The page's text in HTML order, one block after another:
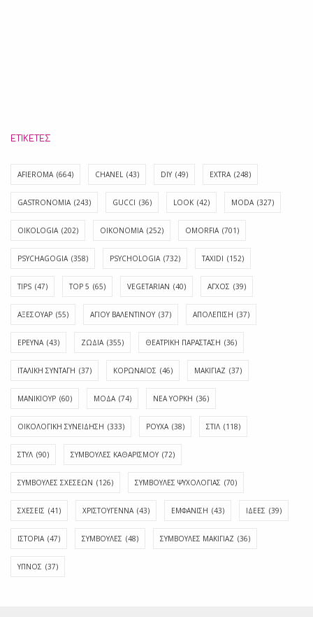
ΕΤΙΚΈΤΕΣ
AFIEROMA (664) CHANEL (43) DIY (49) EXTRA (248)
GASTRONOMIA (243) GUCCI (36) LOOK (42) MODA (327)
OIKOLOGIA (202) OIKONOMIA (252) OMORFIA (701)
PSYCHAGOGIA (358) PSYCHOLOGIA (732) TAXIDI (152)
TIPS (47) TOP 5 (65) VEGETARIAN (40) ΑΓΧΟΣ (39)
ΑΞΕΣΟΥΑΡ (55) ΑΓΊΟΥ ΒΑΛΕΝΤΊΝΟΥ (37) ΑΠΟΛΈΠΙΣΗ (37)
ΕΡΕΥΝΑ (43) ΖΩΔΙΑ (355) ΘΕΑΤΡΙΚΗ ΠΑΡΑΣΤΑΣΗ (36)
ΙΤΑΛΙΚΗ ΣΥΝΤΑΓΗ (37) ΚΟΡΩΝΑΪΟΣ (46) ΜΑΚΙΓΙΑΖ (37)
ΜΑΝΙΚΙΟΥΡ (60) ΜΟΔΑ (74) ΝΕΑ ΥΟΡΚΗ (36)
ΟΙΚΟΛΟΓΙΚΗ ΣΥΝΕΙΔΗΣΗ (333) ΡΟΥΧΑ (38) ΣΤΙΛ (118)
ΣΤΥΛ (90) ΣΥΜΒΟΥΛΕΣ ΚΑΘΑΡΙΣΜΟΥ (72)
ΣΥΜΒΟΥΛΕΣ ΣΧΕΣΕΩΝ (126) ΣΥΜΒΟΥΛΕΣ ΨΥΧΟΛΟΓΙΑΣ (70)
ΣΧΕΣΕΙΣ (41) ΧΡΙΣΤΟΥΓΕΝΝΑ (43) ΕΜΦΆΝΙΣΗ (43) ΙΔΈΕΣ (39)
ΙΣΤΟΡΊΑ (47) ΣΥΜΒΟΥΛΈΣ (48) ΣΥΜΒΟΥΛΈΣ ΜΑΚΙΓΙΆΖ (36)
ΎΠΝΟΣ (37)